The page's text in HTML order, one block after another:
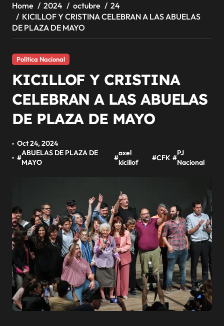
Home 2024 octubre
24
KICILLOF Y CRISTINA CELEBRAN A LAS ABUELAS
DE PLAZA DE MAYO
Política Nacional
KICILLOF Y CRISTINA
CELEBRAN A LAS ABUELAS
DE PLAZA DE MAYO
Oct 24, 2024
#
ABUELAS DE PLAZA DE
MAYO
#
axel
kicillof
#CFK #
PJ
Nacional